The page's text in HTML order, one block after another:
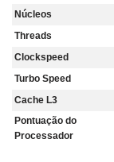
Núcleos
Threads
Clockspeed
Turbo Speed
Cache L3
Pontuação do
Processador